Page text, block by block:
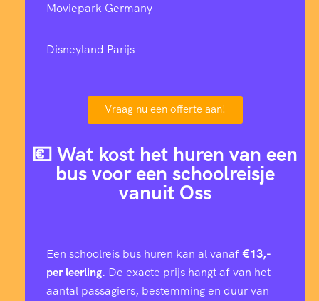
Moviepark Germany
Disneyland Parijs
Vraag nu een offerte aan!
💶 Wat kost het huren van een
bus voor een schoolreisje
vanuit Oss
Een schoolreis bus huren kan al vanaf€13,-
per leerling. De exacte prijs hangt af van het
aantal passagiers, bestemming en duur van